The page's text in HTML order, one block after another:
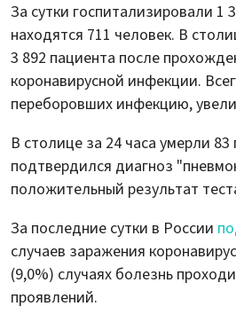
За сутки госпитализировали 1
находятся 711 человек. В
3 892 пациента после
коронавирусной инфекции.
переборовших инфекцию,
В столице за 24 часа умерли 83
подтвердился диагноз
положительный результат
За последние сутки в России
случаев заражения
(9,0%) случаях болезнь
проявлений.